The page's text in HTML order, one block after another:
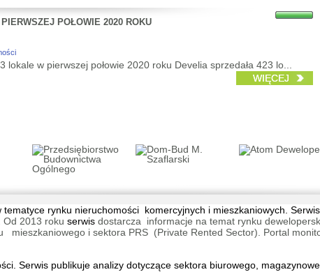
POŁOWIE 2020 ROKU
lokale w pierwszej połowie 2020 roku Develia sprzedała 423 lo...
WIĘCEJ
rynku nieruchomości komercyjnych i mieszkaniowych.
Od 2013 roku serwis dostarcza informacje na temat rynku
mieszkaniowego i sektora PRS (Private Rented Sector). Portal
Serwis publikuje analizy dotyczące sektora biurowego,